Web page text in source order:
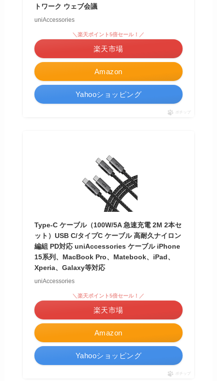
トワーク ウェブ会議
uniAccessories
Amazon
＼楽天ポイント5倍セール！／
楽天市場
Yahooショッピング
ポチップ
Type-C ケーブル（100W/5A 急速充電 2M 2本セ
ット）USB C/タイプC ケーブル 高耐久ナイロン
編組 PD対応 uniAccessories ケーブル iPhone
15系列、MacBook Pro、Matebook、iPad、
Xperia、Galaxy等対応
uniAccessories
Amazon
＼楽天ポイント5倍セール！／
楽天市場
Yahooショッピング
ポチップ